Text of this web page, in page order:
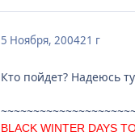
5 Ноября, 200421 г
Кто пойдет? Надеюсь
BLACK WINTER DAYS